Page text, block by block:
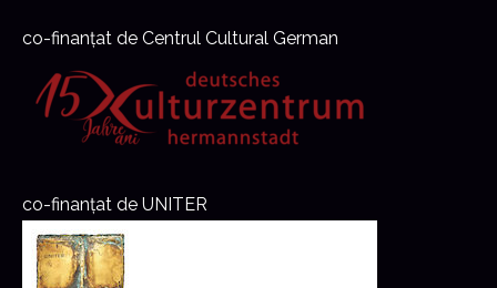
co-finanțat de Centrul Cultural German
co-finanțat de UNITER